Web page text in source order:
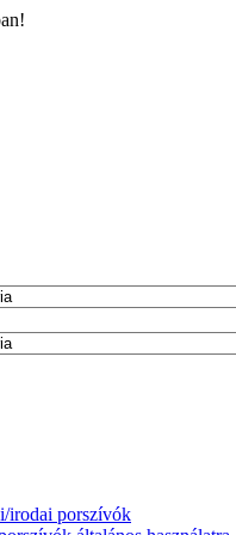
irodai porszívók